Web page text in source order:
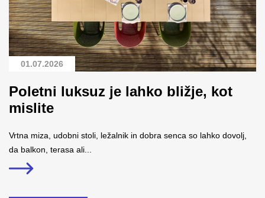
01.07.2026
Poletni luksuz je lahko bližje, kot
mislite
Vrtna miza, udobni stoli, ležalnik in dobra senca so lahko dovolj,
da balkon, terasa ali...